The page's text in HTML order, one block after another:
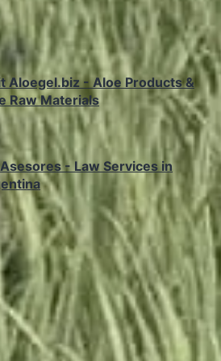
Aloegel.biz - Aloe Products &
Raw Materials
- Law Services in